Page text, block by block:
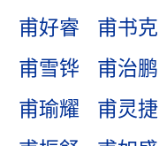
甫好睿
甫书克
甫雪铧
甫治鹏
甫瑜耀
甫灵捷